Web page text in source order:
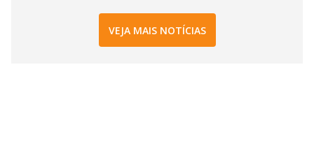
VEJA MAIS NOTÍCIAS